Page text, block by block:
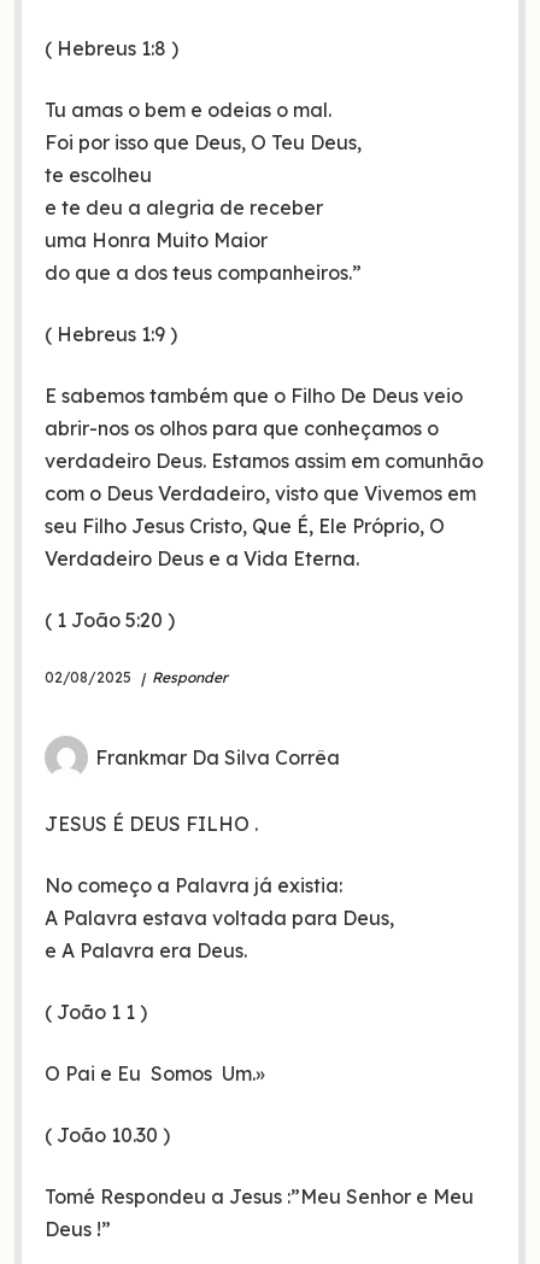
( Hebreus 1:8 )
Tu amas o bem e odeias o mal.
Foi por isso que Deus, O Teu Deus,
te escolheu
e te deu a alegria de receber
uma Honra Muito Maior
do que a dos teus companheiros.”
( Hebreus 1:9 )
E sabemos também que o Filho De Deus veio
abrir-nos os olhos para que conheçamos o
verdadeiro Deus. Estamos assim em comunhão
com o Deus Verdadeiro, visto que Vivemos em
seu Filho Jesus Cristo, Que É, Ele Próprio, O
Verdadeiro Deus e a Vida Eterna.
( 1 João 5:20 )
02/08/2025 Responder
Frankmar Da Silva Corrêa
JESUS É DEUS FILHO .
No começo a Palavra já existia:
A Palavra estava voltada para Deus,
e A Palavra era Deus.
( João 1 1 )
O Pai e Eu Somos Um.»
( João 10.30 )
Tomé Respondeu a Jesus :”Meu Senhor e Meu
Deus !”